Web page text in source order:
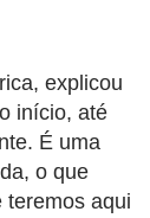
explicou
início, até
É uma
o que
teremos aqui